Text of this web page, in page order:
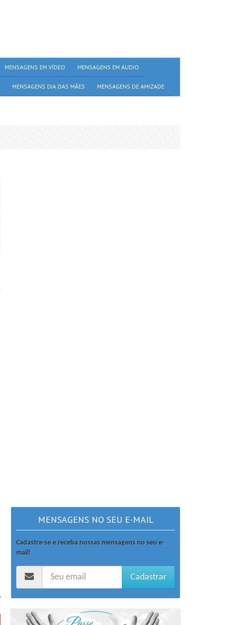
MENSAGENS EM VÍDEO MENSAGENS EM ÁUDIO
MENSAGENS DIA DAS MÃES MENSAGENS DE AMIZADE
MENSAGENS NO SEU E-MAIL
Cadastre-se e receba nossas mensagens no seu e-
mail!
Cadastrar